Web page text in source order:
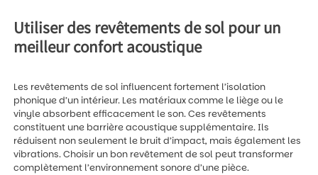
Utiliser des revêtements de sol pour un
meilleur confort acoustique
Les revêtements de sol influencent fortement l’isolation
phonique d’un intérieur. Les matériaux comme le liège ou le
vinyle absorbent efficacement le son. Ces revêtements
constituent une barrière acoustique supplémentaire. Ils
réduisent non seulement le bruit d’impact, mais également les
vibrations. Choisir un bon revêtement de sol peut transformer
complètement l’environnement sonore d’une pièce.